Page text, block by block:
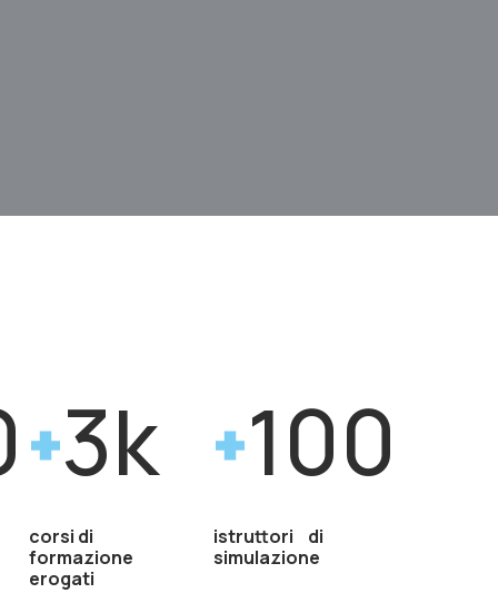
3k
corsi di
formazione
erogati
100
istruttori di
simulazione